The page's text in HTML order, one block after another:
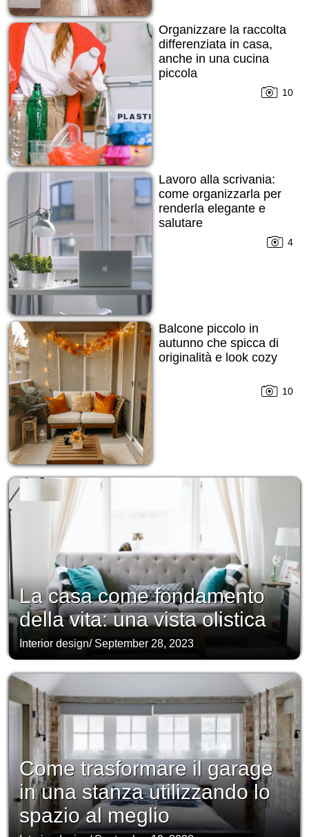
Organizzare la raccolta
differenziata in casa,
anche in una cucina
piccola
10
Lavoro alla scrivania:
come organizzarla per
renderla elegante e
salutare
4
Balcone piccolo in
autunno che spicca di
originalità e look cozy
10
La casa come fondamento
della vita: una vista olistica
Interior design/ September 28, 2023
Come trasformare il garage
in una stanza utilizzando lo
spazio al meglio